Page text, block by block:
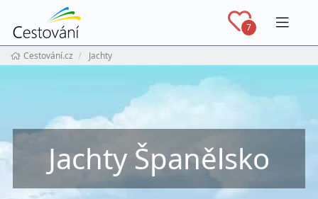
7
Cestování.cz Jachty
Jachty Španělsko